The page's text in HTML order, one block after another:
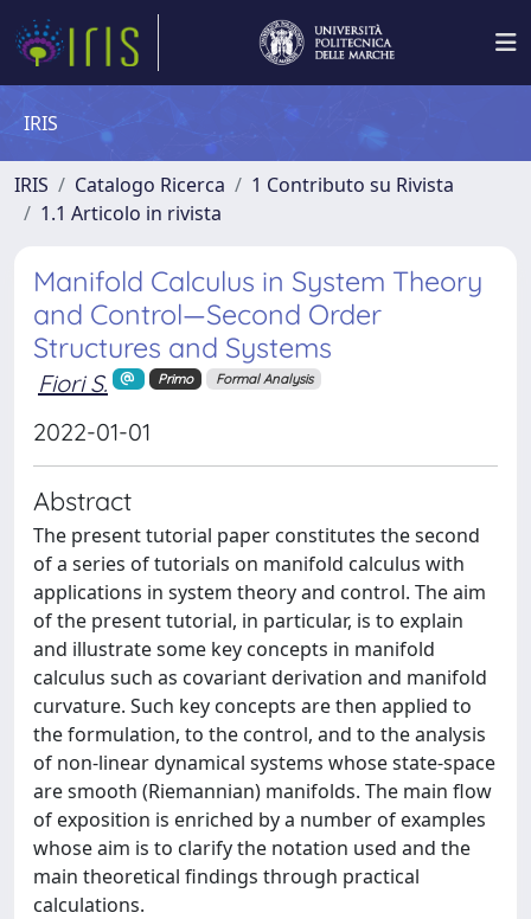
IRIS
IRIS Catalogo Ricerca
1 Contributo su Rivista
1.1 Articolo in rivista
Manifold Calculus in System Theory
and Control—Second Order
Structures and Systems
Fiori S. Primo Formal Analysis
2022-01-01
Abstract
The present tutorial paper constitutes the second
of a series of tutorials on manifold calculus with
applications in system theory and control. The aim
of the present tutorial, in particular, is to explain
and illustrate some key concepts in manifold
calculus such as covariant derivation and manifold
curvature. Such key concepts are then applied to
the formulation, to the control, and to the analysis
of non-linear dynamical systems whose state-space
are smooth (Riemannian) manifolds. The main flow
of exposition is enriched by a number of examples
whose aim is to clarify the notation used and the
main theoretical findings through practical
calculations.